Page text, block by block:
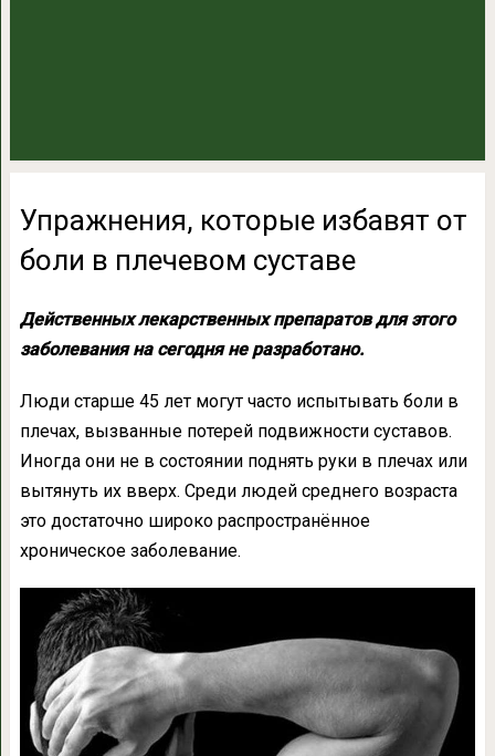
Упражнения, которые избавят от
боли в плечевом суставе
Действенных лекарственных препаратов для этого
заболевания на сегодня не разработано.
Люди старше 45 лет могут часто испытывать боли в
плечах, вызванные потерей подвижности суставов.
Иногда они не в состоянии поднять руки в плечах или
вытянуть их вверх. Среди людей среднего возраста
это достаточно широко распространённое
хроническое заболевание.